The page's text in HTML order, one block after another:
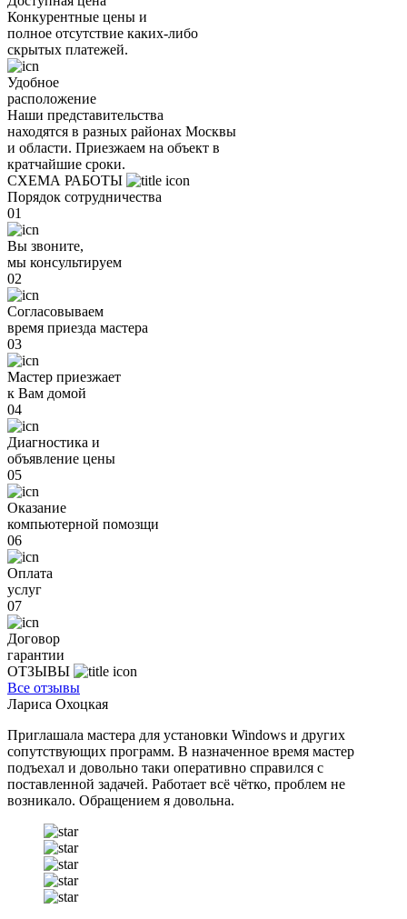
Конкурентные цены и
полное отсутствие каких-либо
скрытых платежей.
Удобное
расположение
Наши представительства
находятся в разных районах Москвы
и области. Приезжаем на объект в
кратчайшие сроки.
СХЕМА РАБОТЫ
Порядок сотрудничества
01
Вы звоните,
мы консультируем
02
Согласовываем
время приезда мастера
03
Мастер приезжает
к Вам домой
04
Диагностика и
объявление цены
05
Оказание
компьютерной помозщи
06
Оплата
услуг
07
Договор
гарантии
ОТЗЫВЫ
Все отзывы
Лариса Охоцкая
Приглашала мастера для установки Windows и других
сопутствующих программ. В назначенное время мастер
подъехал и довольно таки оперативно справился с
поставленной задачей. Работает всё чётко, проблем не
возникало. Обращением я довольна.